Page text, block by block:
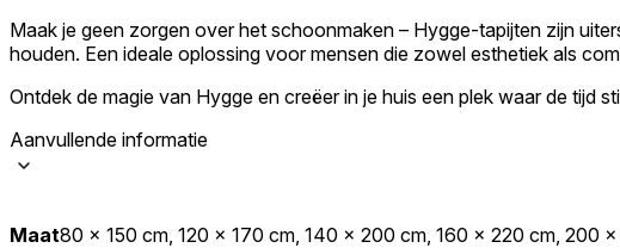
Maak je geen zorgen over het schoonmaken – Hygge-tapijten zijn
houden. Een ideale oplossing voor mensen die zowel esthetiek als
Ontdek de magie van Hygge en creëer in je huis een plek waar de tijd
Aanvullende informatie
Maat80 x 150 cm, 120 x 170 cm, 140 x 200 cm, 160 x 220 cm,